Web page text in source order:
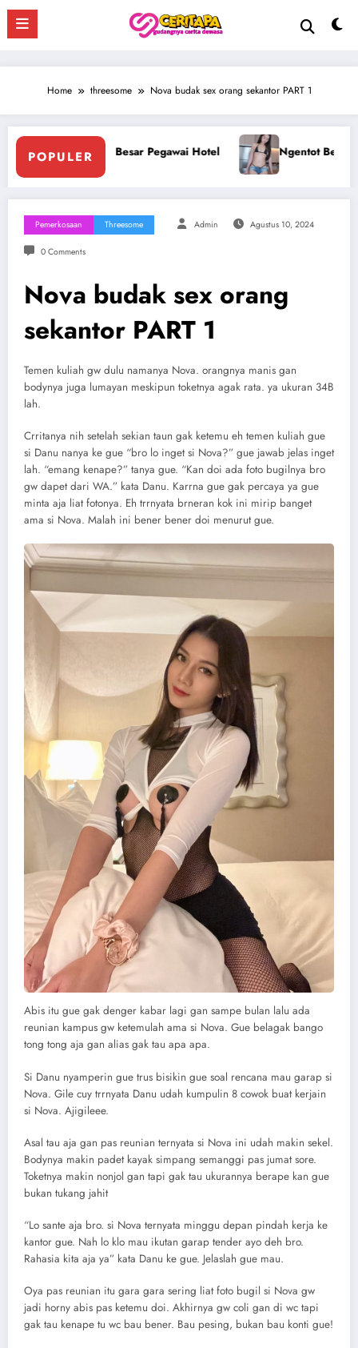
Skip
content
Home threesome Nova budak sex orang sekantor PART 1
POPULER
Perawan Montok Berjilbab Ngentot Perawam Sampai
Pemerkosaan Threesome Admin Agustus 10, 2024
0 Comments
Nova budak sex orang
sekantor PART 1
Temen kuliah gw dulu namanya Nova. orangnya manis gan
bodynya juga lumayan meskipun toketnya agak rata. ya ukuran 34B
lah.
Crritanya nih setelah sekian taun gak ketemu eh temen kuliah gue
si Danu nanya ke gue “bro lo inget si Nova?” gue jawab jelas inget
lah. “emang kenape?” tanya gue. “Kan doi ada foto bugilnya bro
gw dapet dari WA.” kata Danu. Karrna gue gak percaya ya gue
minta aja liat fotonya. Eh trrnyata brneran kok ini mirip banget
ama si Nova. Malah ini bener bener doi menurut gue.
Abis itu gue gak denger kabar lagi gan sampe bulan lalu ada
reunian kampus gw ketemulah ama si Nova. Gue belagak bango
tong tong aja gan alias gak tau apa apa.
Si Danu nyamperin gue trus bisikin gue soal rencana mau garap si
Nova. Gile cuy trrnyata Danu udah kumpulin 8 cowok buat kerjain
si Nova. Ajigileee.
Asal tau aja gan pas reunian ternyata si Nova ini udah makin sekel.
Bodynya makin padet kayak simpang semanggi pas jumat sore.
Toketnya makin nonjol gan tapi gak tau ukurannya berape kan gue
bukan tukang jahit
“Lo sante aja bro. si Nova ternyata minggu depan pindah kerja ke
kantor gue. Nah lo klo mau ikutan garap tender ayo deh bro.
Rahasia kita aja ya” kata Danu ke gue. Jelaslah gue mau.
Oya pas reunian itu gara gara sering liat foto bugil si Nova gw
jadi horny abis pas ketemu doi. Akhirnya gw coli gan di wc tapi
gak tau kenape tu wc bau bener. Bau pesing, bukan bau konti gue!